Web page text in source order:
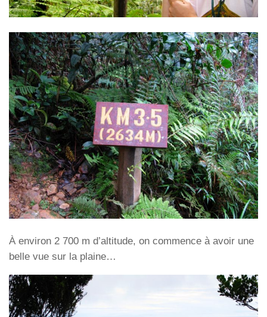
À environ 2 700 m d’altitude, on commence à avoir une
belle vue sur la plaine…